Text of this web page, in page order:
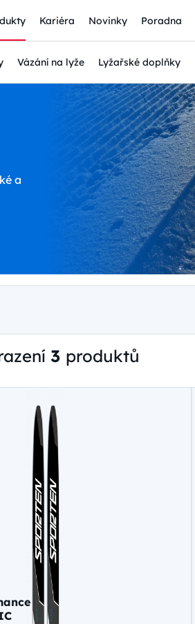
Kariéra Novinky Poradna
Vázání na lyže Lyžařské doplňky
a
3 produktů